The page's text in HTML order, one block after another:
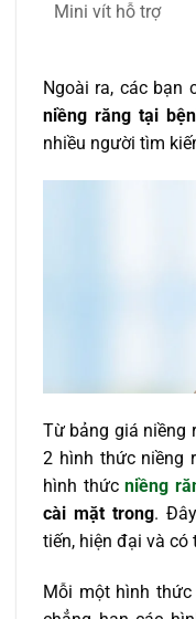
Mini vít hỗ trợ
Ngoài ra, các bạn
niềng răng tại
nhiều người tìm
Từ bảng giá niềng
2 hình thức niềng
hình thức niềng
cài mặt trong.
tiến, hiện đại và
Mỗi một hình thức